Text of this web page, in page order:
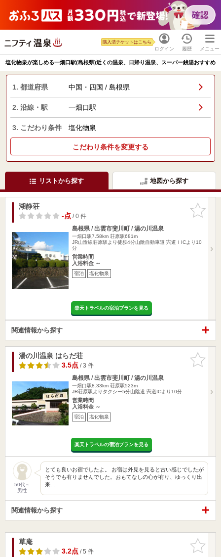
ログイン
購入済チケットはこちら
履歴 メニュー
塩化物泉が楽しめる一畑口駅(島根県)近くの温泉、日帰り温泉、スーパー銭湯おすすめ
1. 都道府県 中国・四国 / 島根県
2. 沿線・駅 一畑口駅
3. こだわり条件 塩化物泉
こだわり条件を変更する
リストから探す 地図から探す
お気に入
りに追加
湖静荘
-点/ 0 件
島根県 / 出雲市斐川町 / 湯の川温泉
一畑口駅7.58km 荘原駅681m
JR山陰線荘原駅より徒歩4分山陰自動車道 宍道ＩICより10
分
営業時間
入浴料金 ～
宿泊 塩化物泉
楽天トラベルの宿泊プランを見る
関連情報から探す
お気に入
りに追加
湯の川温泉 はらだ荘
3.5点/ 3 件
島根県 / 出雲市斐川町 / 湯の川温泉
一畑口駅8.33km 荘原駅523m
JR荘原駅よりタクシー5分山陰道 宍道ICより10分
営業時間
入浴料金 ～
宿泊 塩化物泉
楽天トラベルの宿泊プランを見る
50代～
男性
とても良いお宿でしたよ。 お宿は外見を見ると古い感じでしたが
そうでも有りませんでした。おもてなしの心が有り、ゆっくり出
来…
関連情報から探す
お気に入
りに追加
草庵
3.2点/ 5 件